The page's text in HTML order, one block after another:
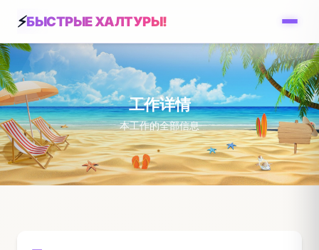
БЫСТРЫЕ ХАЛТУРЫ!
工作详情
本工作的全部信息